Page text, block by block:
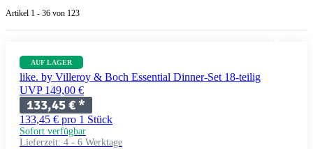
Artikel 1 - 36 von 123
AUF LAGER
like. by Villeroy & Boch Essential Dinner-Set 18-teilig
UVP 149,00 €
133,45 €*
133,45 € pro 1 Stück
Sofort verfügbar
Lieferzeit: 4 - 6 Werktage